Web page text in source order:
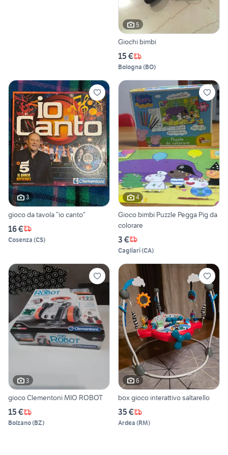
5
Giochi bimbi
15 €
Bologna (BO)
3
gioco da tavola “io canto”
16 €
Cosenza (CS)
4
Gioco bimbi Puzzle Pegga Pig da
colorare
3 €
Cagliari(CA)
3
gioco Clementoni MIO ROBOT
15 €
Bolzano(BZ)
6
box gioco interattivo saltarello
35 €
Ardea (RM)